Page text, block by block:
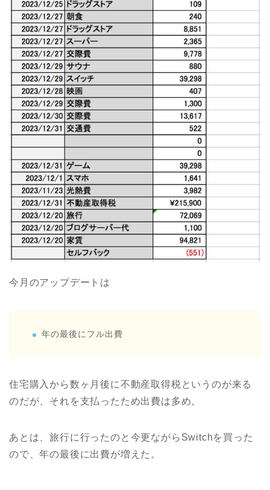
今月のアップデートは
年の最後にフル出費
住宅購入から数ヶ月後に不動産取得税というのが来る
のだが、それを支払ったため出費は多め。
あとは、旅行に行ったのと今更ながらSwitchを買った
ので、年の最後に出費が増えた。